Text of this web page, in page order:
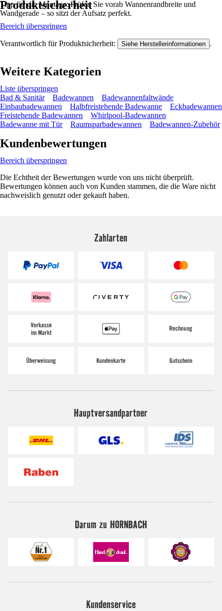
Tipp für die Montage: Prüfen Sie vorab Wannenrandbreite und
Wandgerade – so sitzt der Aufsatz perfekt.
Produktsicherheit
Bereich überspringen
Verantwortlich für Produktsicherheit: Siehe Herstellerinformationen .
Weitere Kategorien
Liste überspringen
Bad & Sanitär
Badewannen
Badewannenfaltwände
Einbaubadewannen
Halbfreistehende Badewanne
Eckbadewannen
Freistehende Badewannen
Whirlpool-Badewannen
Badewanne mit Tür
Raumsparbadewannen Badewannen-Zubehör
Kundenbewertungen
Bereich überspringen
Die Echtheit der Bewertungen wurde von uns nicht überprüft.
Bewertungen können auch von Kunden stammen, die die Ware nicht
nachweislich genutzt oder gekauft haben.
Zahlarten
Hauptversandpartner
Darum zu HORNBACH
Kundenservice